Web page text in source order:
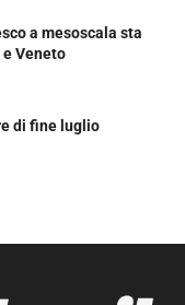
a mesoscala sta
Veneto
di fine luglio